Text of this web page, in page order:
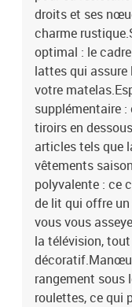
droits et ses
charme
optimal : le
lattes qui assure
votre
supplémentaire
tiroirs en
articles tels que
vêtements
polyvalente : ce
de lit qui offre
vous vous
la télévision,
rangement sous
roulettes, ce qui